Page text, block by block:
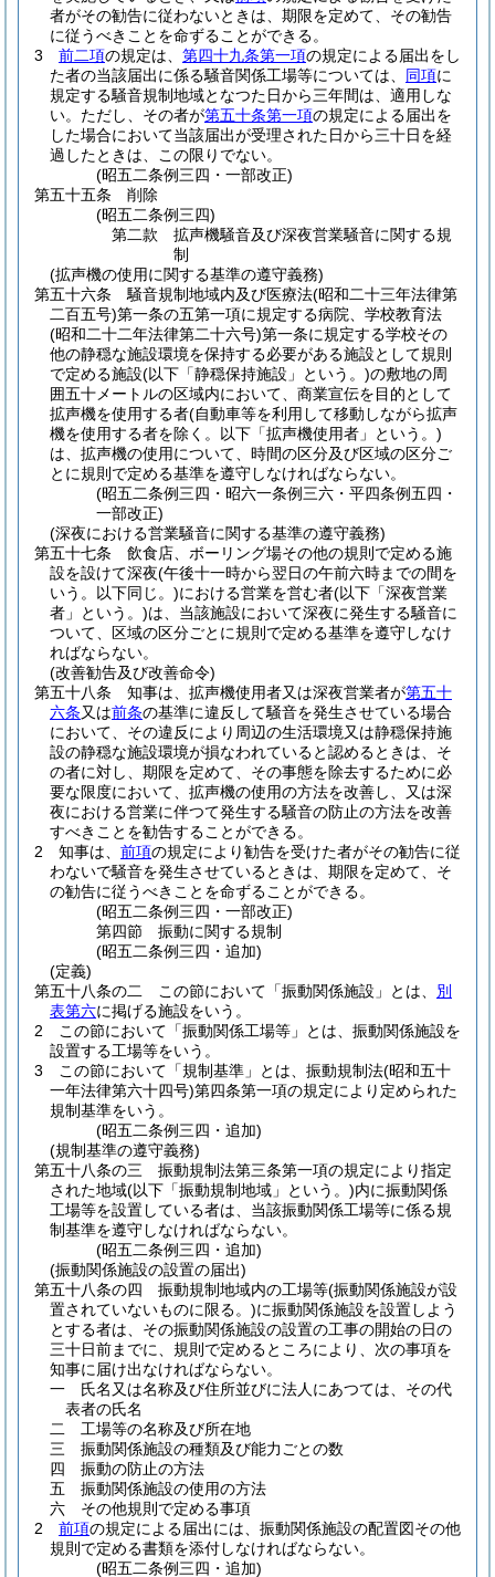
者がその勧告に従わないときは、期限を定めて、その勧告
に従うべきことを命ずることができる。
3
前二項の規定は、 第四十九条第一項の規定による届出をし
た者の当該届出に係る騒音関係工場等については、 同項に
規定する騒音規制地域となつた日から三年間は、適用しな
い。 ただし、その者が第五十条第一項の規定による届出を
した場合において当該届出が受理された日から三十日を経
過したときは、この限りでない。
(昭五二条例三四・一部改正)
第五十五条
削除
(昭五二条例三四)
第二款
拡声機騒音及び深夜営業騒音に関する規
制
(拡声機の使用に関する基準の遵守義務)
第五十六条
騒音規制地域内及び医療法(昭和二十三年法律第
二百五号)第一条の五第一項に規定する病院、学校教育法
(昭和二十二年法律第二十六号)第一条に規定する学校その
他の静穏な施設環境を保持する必要がある施設として規則
で定める施設(以下「静穏保持施設」という。)の敷地の周
囲五十メートルの区域内において、商業宣伝を目的として
拡声機を使用する者(自動車等を利用して移動しながら拡声
機を使用する者を除く。以下「拡声機使用者」という。)
は、拡声機の使用について、時間の区分及び区域の区分ご
とに規則で定める基準を遵守しなければならない。
(昭五二条例三四・昭六一条例三六・平四条例五四・
一部改正)
(深夜における営業騒音に関する基準の遵守義務)
第五十七条
飲食店、ボーリング場その他の規則で定める施
設を設けて深夜(午後十一時から翌日の午前六時までの間を
いう。以下同じ。)における営業を営む者(以下「深夜営業
者」という。)は、当該施設において深夜に発生する騒音に
ついて、区域の区分ごとに規則で定める基準を遵守しなけ
ればならない。
(改善勧告及び改善命令)
第五十八条
知事は、拡声機使用者又は深夜営業者が第五十
六条又は前条の基準に違反して騒音を発生させている場合
において、その違反により周辺の生活環境又は静穏保持施
設の静穏な施設環境が損なわれていると認めるときは、そ
の者に対し、期限を定めて、その事態を除去するために必
要な限度において、拡声機の使用の方法を改善し、又は深
夜における営業に伴つて発生する騒音の防止の方法を改善
すべきことを勧告することができる。
2
知事は、 前項の規定により勧告を受けた者がその勧告に従
わないで騒音を発生させているときは、期限を定めて、そ
の勧告に従うべきことを命ずることができる。
(昭五二条例三四・一部改正)
第四節
振動に関する規制
(昭五二条例三四・追加)
(定義)
第五十八条の二
この節において「振動関係施設」とは、 別
表第六に掲げる施設をいう。
2
この節において「振動関係工場等」とは、振動関係施設を
設置する工場等をいう。
3
この節において「規制基準」とは、振動規制法(昭和五十
一年法律第六十四号)第四条第一項の規定により定められた
規制基準をいう。
(昭五二条例三四・追加)
(規制基準の遵守義務)
第五十八条の三
振動規制法第三条第一項の規定により指定
された地域(以下「振動規制地域」という。)内に振動関係
工場等を設置している者は、当該振動関係工場等に係る規
制基準を遵守しなければならない。
(昭五二条例三四・追加)
(振動関係施設の設置の届出)
第五十八条の四
振動規制地域内の工場等(振動関係施設が設
置されていないものに限る。)に振動関係施設を設置しよう
とする者は、その振動関係施設の設置の工事の開始の日の
三十日前までに、規則で定めるところにより、次の事項を
知事に届け出なければならない。
一
氏名又は名称及び住所並びに法人にあつては、その代
表者の氏名
二
工場等の名称及び所在地
三
振動関係施設の種類及び能力ごとの数
四
振動の防止の方法
五
振動関係施設の使用の方法
六
その他規則で定める事項
2
前項の規定による届出には、振動関係施設の配置図その他
規則で定める書類を添付しなければならない。
(昭五二条例三四・追加)